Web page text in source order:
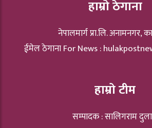
हाम्रो ठेगाना
नेपालमार्ग प्रा.लि. अनामनगर,
ईमेल ठेगाना For News :
हाम्रो टीम
सम्पादक : सालिगराम